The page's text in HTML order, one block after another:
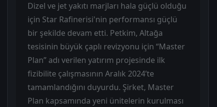
Dizel ve jet yakıtı marjları hala güçlü olduğu
için Star Rafinerisi'nin performansı güçlü
bir şekilde devam etti. Petkim, Altağa
tesisinin büyük çaplı revizyonu için “Master
Plan” adı verilen yatırım projesinde ilk
fizibilite çalışmasının Aralık 2024’te
tamamlandığını duyurdu. Şirket, Master
Plan kapsamında yeni ünitelerin kurulması